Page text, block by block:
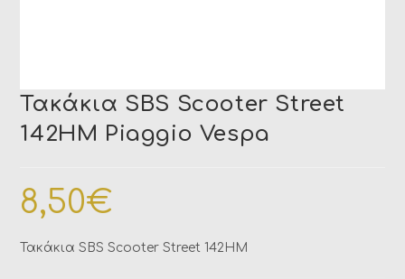
Τακάκια SBS Scooter Street
142HM Piaggio Vespa
8,50€
Τακάκια SBS Scooter Street 142HM